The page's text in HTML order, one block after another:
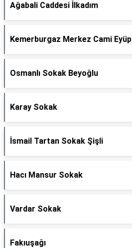
Ağabali Caddesi İlkadım
Kemerburgaz Merkez Cami Eyüp
Osmanlı Sokak Beyoğlu
Karay Sokak
İsmail Tartan Sokak Şişli
Hacı Mansur Sokak
Vardar Sokak
Fakıuşağı